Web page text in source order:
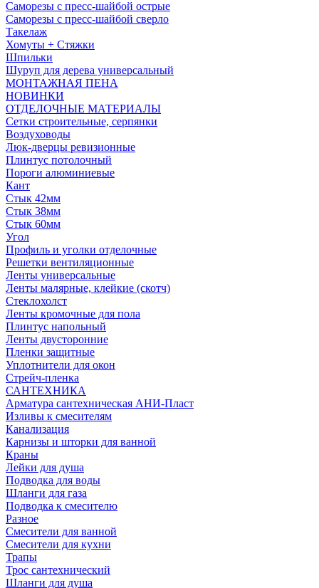
Саморезы с пресс-шайбой острые
Саморезы с пресс-шайбой сверло
Такелаж
Хомуты + Стяжки
Шпильки
Шуруп для дерева универсальный
МОНТАЖНАЯ ПЕНА
НОВИНКИ
ОТДЕЛОЧНЫЕ МАТЕРИАЛЫ
Сетки строительные, серпянки
Воздуховоды
Люк-дверцы ревизионные
Плинтус потолочный
Пороги алюминиевые
Кант
Стык 42мм
Стык 38мм
Стык 60мм
Угол
Профиль и уголки отделочные
Решетки вентиляционные
Ленты универсальные
Ленты малярные, клейкие (скотч)
Стеклохолст
Ленты кромочные для пола
Плинтус напольный
Ленты двусторонние
Пленки защитные
Уплотнители для окон
Стрейч-пленка
САНТЕХНИКА
Арматура сантехническая АНИ-Пласт
Изливы к смесителям
Канализация
Карнизы и шторки для ванной
Краны
Лейки для душа
Подводка для воды
Шланги для газа
Подводка к смесителю
Разное
Смесители для ванной
Смесители для кухни
Трапы
Трос сантехнический
Шланги для душа